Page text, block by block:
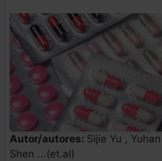
Autor/autores: Sijie Yu ,
Shen ...(et.al)